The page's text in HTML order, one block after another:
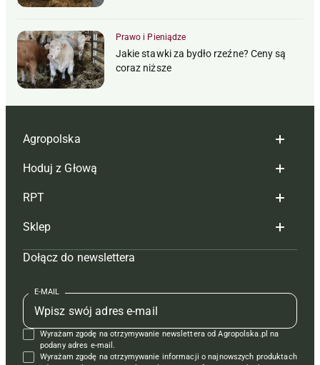
Prawo i Pieniądze
Jakie stawki za bydło rzeźne? Ceny są
coraz niższe
Agropolska
Redakcja
Reklama
Tagi
Mapa serwisu
Kontakt
Regulamin
Polityka prywatności
Hoduj z Głową
Hoduj z głową bydło
Hoduj z głową świnie
Prenumerata
Redakcja
Kontakt
Reklama
RPT
Redakcja
Prenumerata
Reklama
Kontakt
Krzyżówki
Sklep
Czasopisma i prenumerata
Książki
Regulamin
Dołącz do newslettera
E-MAIL
Wyrażam zgodę na otrzymywanie newslettera od Agropolska.pl na
podany adres e-mail.
Wyrażam zgodę na otrzymywanie informacji o najnowszych produktach